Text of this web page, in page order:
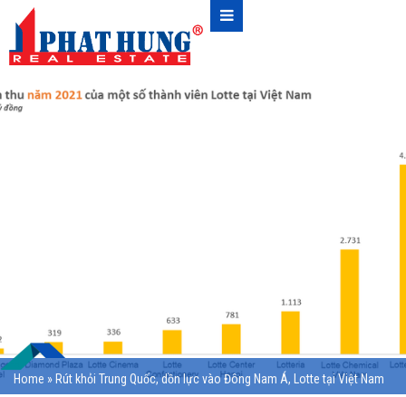
Home » Rút khỏi Trung Quốc, dồn lực vào Đông Nam Á, Lotte tại Việt Nam